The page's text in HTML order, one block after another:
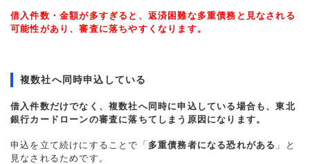
借入件数・金額が多すぎると、返済困難な多重債務と見なされる
可能性があり、審査に落ちやすくなります。
複数社へ同時申込している
借入件数だけでなく、複数社へ同時に申込している場合も、東北
銀行カードローンの審査に落ちてしまう原因になります。
申込を立て続けにすることで「 多重債務者になる恐れがある 」と
見なされるためです。